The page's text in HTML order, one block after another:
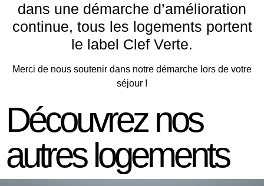
dans une démarche d’amélioration
continue, tous les logements portent
le label Clef Verte.
Merci de nous soutenir dans notre démarche lors de votre
séjour !
Découvrez nos
autres logements